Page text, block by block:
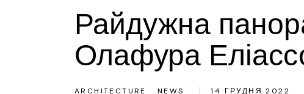
Райдужна
Олафура
ARCHITECTURE NEWS 14 ГРУДНЯ 2022